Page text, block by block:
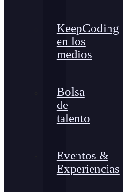
KeepCoding
en los
medios
Bolsa
de
talento
Eventos &
Experiencias